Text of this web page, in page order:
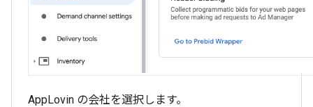
AppLovin の会社を選択します。